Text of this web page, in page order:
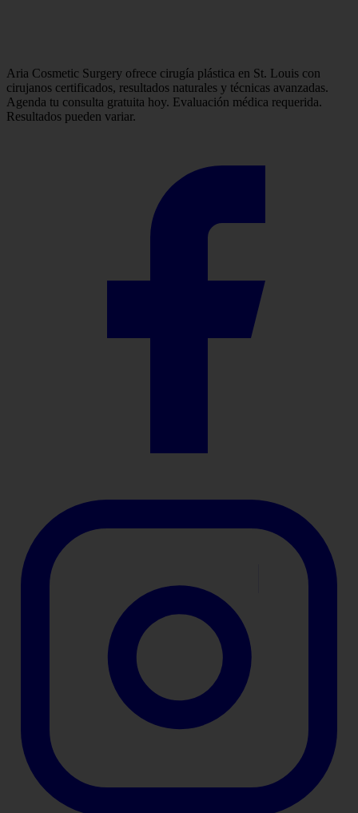
Aria Cosmetic Surgery ofrece cirugía plástica en St. Louis con
cirujanos certificados, resultados naturales y técnicas avanzadas.
Agenda tu consulta gratuita hoy. Evaluación médica requerida.
Resultados pueden variar.